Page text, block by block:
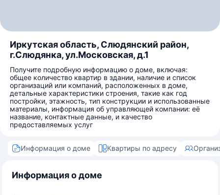
Иркутская область, Слюдянский район,
г.Слюдянка, ул.Московская, д.1
Получите подробную информацию о доме, включая:
общее количество квартир в здании, наличие и список
организаций или компаний, расположенных в доме,
детальные характеристики строения, такие как год
постройки, этажность, тип конструкции и использованные
материалы, информация об управляющей компании: её
название, контактные данные, и качество
предоставляемых услуг
Информация о доме Квартиры по адресу
Информация о доме